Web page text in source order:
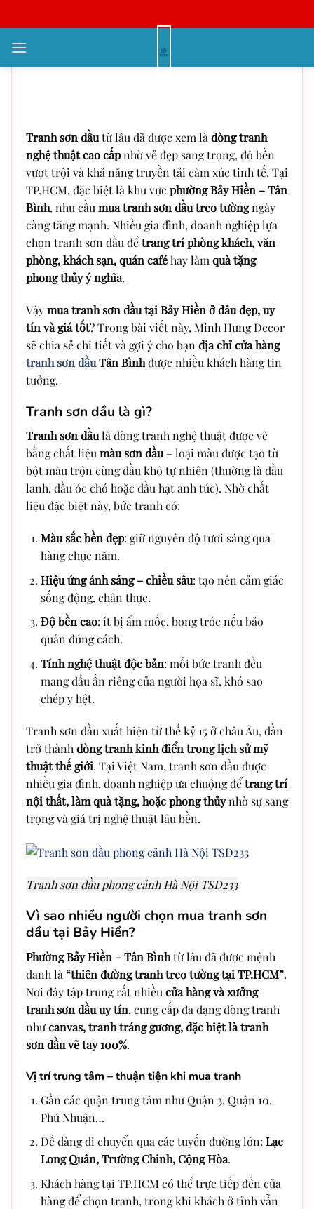
qua
nội
Mua Tranh Sơn Dầu Tại Bảy Hiền
Tranh sơn dầutừ lâu đã được xem là dòng tranh
nghệ thuật cao cấpnhờ vẻ đẹp sang trọng, độ bền
vượt trội và khả năng truyền tải cảm xúc tinh tế. Tại
TP.HCM, đặc biệt là khu vực phường Bảy Hiền – Tân
Bình, nhu cầu mua tranh sơn dầu treo tườngngày
càng tăng mạnh. Nhiều gia đình, doanh nghiệp lựa
chọn tranh sơn dầu đểtrang trí phòng khách, văn
phòng, khách sạn, quán caféhay làm quà tặng
phong thủy ý nghĩa.
Vậymua tranh sơn dầu tại Bảy Hiền ở đâu đẹp, uy
tín và giá tốt? Trong bài viết này, Minh Hưng Decor
sẽ chia sẻ chi tiết và gợi ý cho bạn địa chỉ cửa hàng
tranh sơn dầuTân Bìnhđược nhiều khách hàng tin
tưởng.
Tranh sơn dầu là gì?
Tranh sơn dầulà dòng tranh nghệ thuật được vẽ
bằng chất liệu màu sơn dầu – loại màu được tạo từ
bột màu trộn cùng dầu khô tự nhiên (thường là dầu
lanh, dầu óc chó hoặc dầu hạt anh túc). Nhờ chất
liệu đặc biệt này, bức tranh có:
Màu sắc bền đẹp: giữ nguyên độ tươi sáng qua
hàng chục năm.
Hiệu ứng ánh sáng – chiều sâu: tạo nên cảm giác
sống động, chân thực.
Độ bền cao: ít bị ẩm mốc, bong tróc nếu bảo
quản đúng cách.
Tính nghệ thuật độc bản: mỗi bức tranh đều
mang dấu ấn riêng của người họa sĩ, khó sao
chép y hệt.
Tranh sơn dầu xuất hiện từ thế kỷ 15 ở châu Âu, dần
trở thành dòng tranh kinh điển trong lịch sử mỹ
thuật thế giới. Tại Việt Nam, tranh sơn dầu được
nhiều gia đình, doanh nghiệp ưa chuộng đểtrang trí
nội thất, làm quà tặng, hoặc phong thủynhờ sự sang
trọng và giá trị nghệ thuật lâu bền.
Tranh sơn dầu phong cảnh Hà Nội TSD233
Vì sao nhiều người chọn mua tranh sơn
dầu tại Bảy Hiền?
Phường Bảy Hiền – Tân Bìnhtừ lâu đã được mệnh
danh là “thiên đường tranh treo tường tại TP.HCM”.
Nơi đây tập trung rất nhiều cửa hàng và xưởng
tranh sơn dầu uy tín, cung cấp đa dạng dòng tranh
nhưcanvas, tranh tráng gương, đặc biệt là tranh
sơn dầu vẽ tay 100%.
Vị trí trung tâm – thuận tiện khi mua tranh
Gần các quận trung tâm như Quận 3, Quận 10,
Phú Nhuận…
Dễ dàng di chuyển qua các tuyến đường lớn: Lạc
Long Quân, Trường Chinh, Cộng Hòa.
Khách hàng tại TP.HCM có thể trực tiếp đến cửa
hàng để chọn tranh, trong khi khách ở tỉnh vẫn